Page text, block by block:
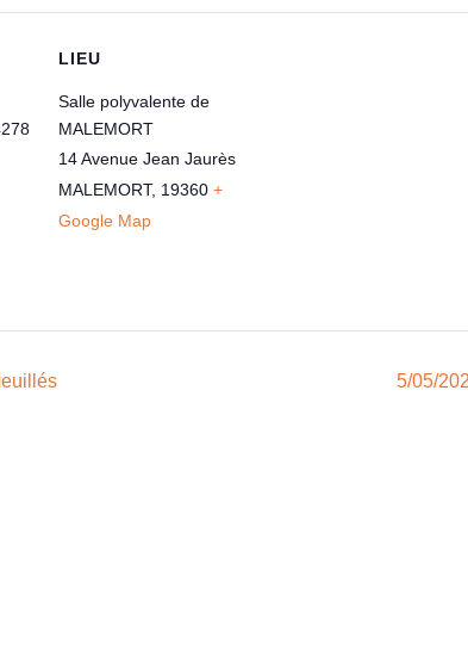
LIEU
Salle polyvalente de
MALEMORT
14 Avenue Jean Jaurès
MALEMORT, 19360 +
Google Map
5/05/